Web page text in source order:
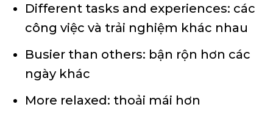
Different tasks and experiences: các
công việc và trải nghiệm khác nhau
Busier than others: bận rộn hơn các
ngày khác
More relaxed: thoải mái hơn